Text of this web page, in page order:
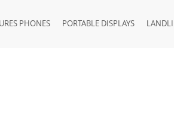
PHONES PORTABLE DISPLAYS